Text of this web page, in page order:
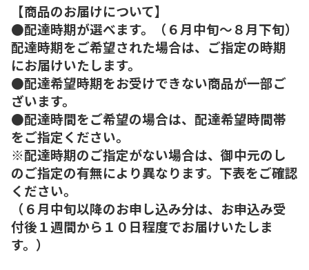
【商品のお届けについて】
●配達時期が選べます。（６月中旬～８月下旬）
配達時期をご希望された場合は、ご指定の時期
にお届けいたします。
●配達希望時期をお受けできない商品が一部ご
ざいます。
●配達時間をご希望の場合は、配達希望時間帯
をご指定ください。
※配達時期のご指定がない場合は、御中元のし
のご指定の有無により異なります。下表をご確認
ください。
（６月中旬以降のお申し込み分は、お申込み受
付後１週間から１０日程度でお届けいたしま
す。）